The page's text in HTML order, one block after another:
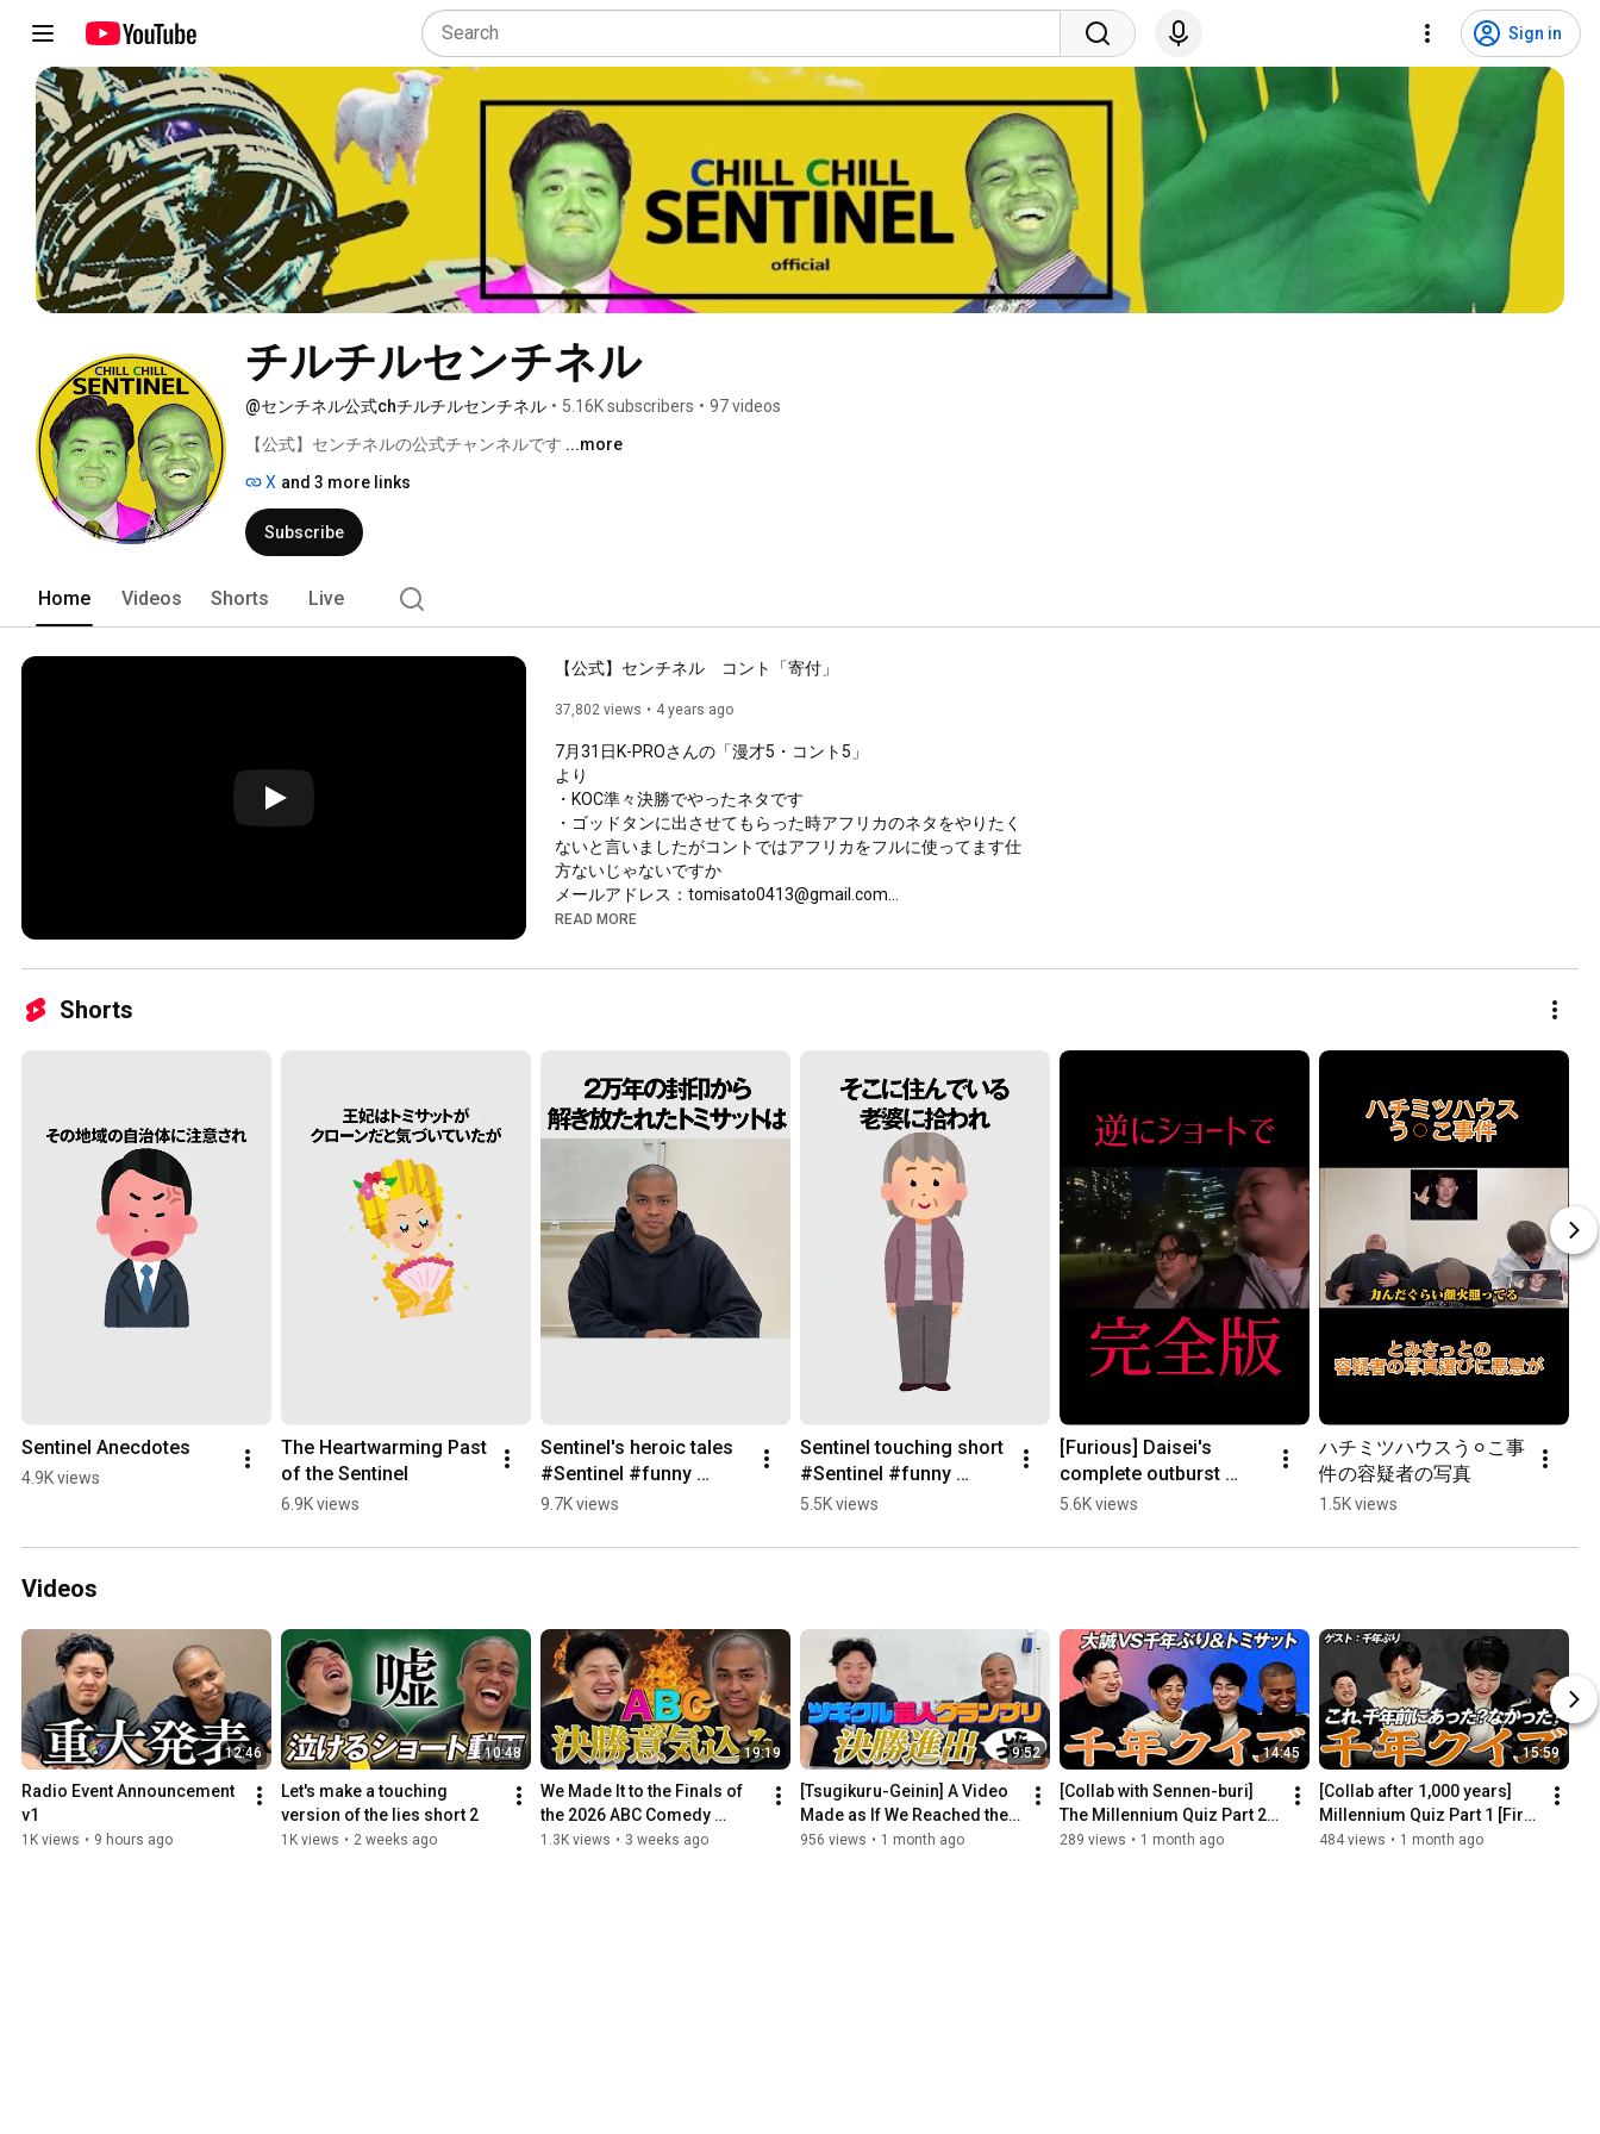
Sign in
チルチルセンチネル
@センチネル公式chチルチルセンチネル • 5.16K subscribers • 97 videos
【公式】センチネルの公式チャンネルです ...more
X and 3 more links
Subscribe
Home Videos Shorts Live
【公式】センチネル　コント「寄付」
37,802 views 4 years ago
7月31日K-PROさんの「漫才5・コント5」
より
・KOC準々決勝でやったネタです
・ゴッドタンに出させてもらった時アフリカのネタをやりたく
ないと言いましたがコントではアフリカをフルに使ってます仕
方ないじゃないですか
メールアドレス：tomisato0413@gmail.com
READ MORE
Shorts
Sentinel Anecdotes
4.9K views
The Heartwarming Past
of the Sentinel
6.9K views
Sentinel's heroic tales
#Sentinel #funny
#comedy #comedian
#short
9.7K views
Sentinel touching short
#Sentinel #funny
#comedy #comedian
#short
5.5K views
[Furious] Daisei's
complete outburst
[Zero Calan] [Sentinel]
#Comedy
5.6K views
ハチミツハウスう⚪︎こ事
件の容疑者の写真
1.5K views
Videos
12:46
Radio Event Announcement
v1
1K views • 9 hours ago
10:48
Let's make a touching
version of the lies short 2
1K views • 2 weeks ago
19:19
We Made It to the Finals of
the 2026 ABC Comedy
Grand Prix!!
1.3K views • 3 weeks ago
9:52
[Tsugikuru-Geinin] A Video
Made as If We Reached the
Tsugikuru-Geinin Grand Prix
956 views • 1 month ago
14:45
[Collab with Sennen-buri]
The Millennium Quiz Part 2:
A Shocking Conclusion
289 views • 1 month ago
15:59
[Collab after 1,000 years]
Millennium Quiz Part 1 [First
update in 100 years]
484 views • 1 month ago